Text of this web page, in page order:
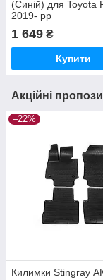
(Синій) для Toyota
2019- рр
1 649 ₴
Купити
Акційні
–22%
Килимки Stingray